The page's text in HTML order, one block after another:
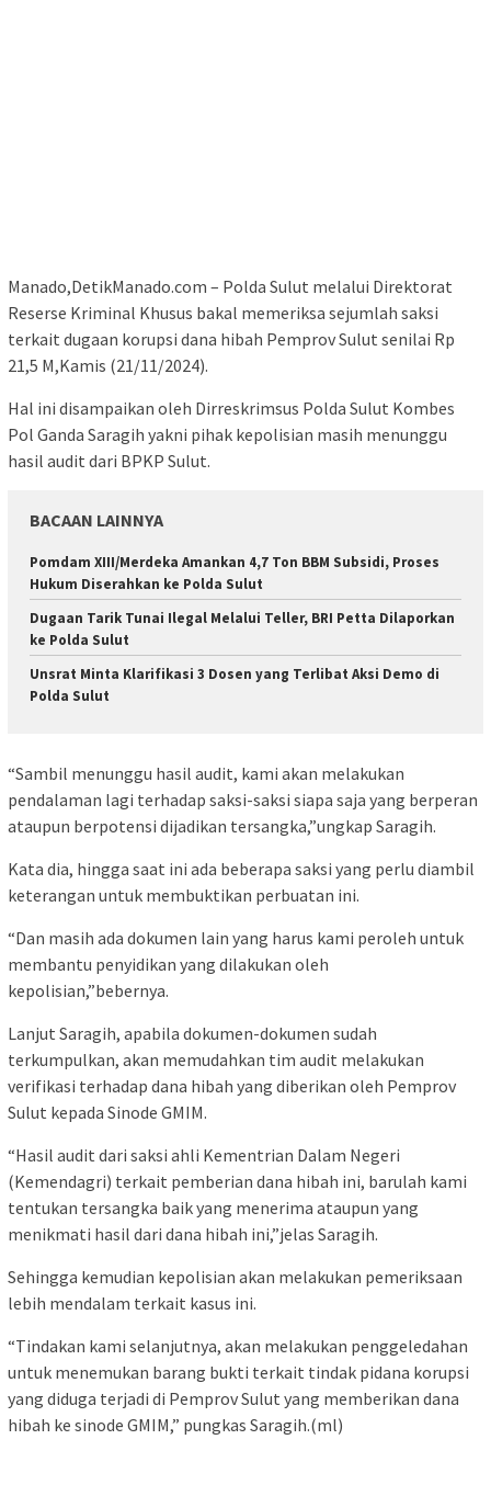
Manado,DetikManado.com – Polda Sulut melalui Direktorat
Reserse Kriminal Khusus bakal memeriksa sejumlah saksi
terkait dugaan korupsi dana hibah Pemprov Sulut senilai Rp
21,5 M,Kamis (21/11/2024).
Hal ini disampaikan oleh Dirreskrimsus Polda Sulut Kombes
Pol Ganda Saragih yakni pihak kepolisian masih menunggu
hasil audit dari BPKP Sulut.
BACAAN LAINNYA
Pomdam XIII/Merdeka Amankan 4,7 Ton BBM Subsidi, Proses
Hukum Diserahkan ke Polda Sulut
Dugaan Tarik Tunai Ilegal Melalui Teller, BRI Petta Dilaporkan
ke Polda Sulut
Unsrat Minta Klarifikasi 3 Dosen yang Terlibat Aksi Demo di
Polda Sulut
“Sambil menunggu hasil audit, kami akan melakukan
pendalaman lagi terhadap saksi-saksi siapa saja yang berperan
ataupun berpotensi dijadikan tersangka,”ungkap Saragih.
Kata dia, hingga saat ini ada beberapa saksi yang perlu diambil
keterangan untuk membuktikan perbuatan ini.
“Dan masih ada dokumen lain yang harus kami peroleh untuk
membantu penyidikan yang dilakukan oleh
kepolisian,”bebernya.
Lanjut Saragih, apabila dokumen-dokumen sudah
terkumpulkan, akan memudahkan tim audit melakukan
verifikasi terhadap dana hibah yang diberikan oleh Pemprov
Sulut kepada Sinode GMIM.
“Hasil audit dari saksi ahli Kementrian Dalam Negeri
(Kemendagri) terkait pemberian dana hibah ini, barulah kami
tentukan tersangka baik yang menerima ataupun yang
menikmati hasil dari dana hibah ini,”jelas Saragih.
Sehingga kemudian kepolisian akan melakukan pemeriksaan
lebih mendalam terkait kasus ini.
“Tindakan kami selanjutnya, akan melakukan penggeledahan
untuk menemukan barang bukti terkait tindak pidana korupsi
yang diduga terjadi di Pemprov Sulut yang memberikan dana
hibah ke sinode GMIM,” pungkas Saragih.(ml)